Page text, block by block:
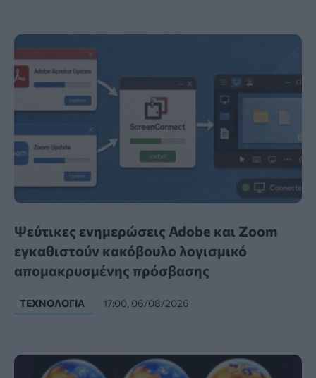
Ψεύτικες ενημερώσεις Adobe και Zoom
εγκαθιστούν κακόβουλο λογισμικό
απομακρυσμένης πρόσβασης
ΤΕΧΝΟΛΟΓΊΑ 17:00, 06/08/2026